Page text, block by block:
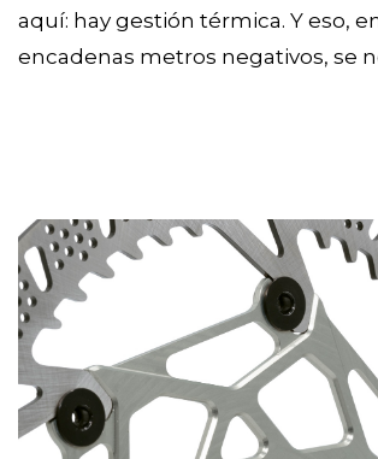
aquí: hay gestión térmica. Y eso,
encadenas metros negativos, se